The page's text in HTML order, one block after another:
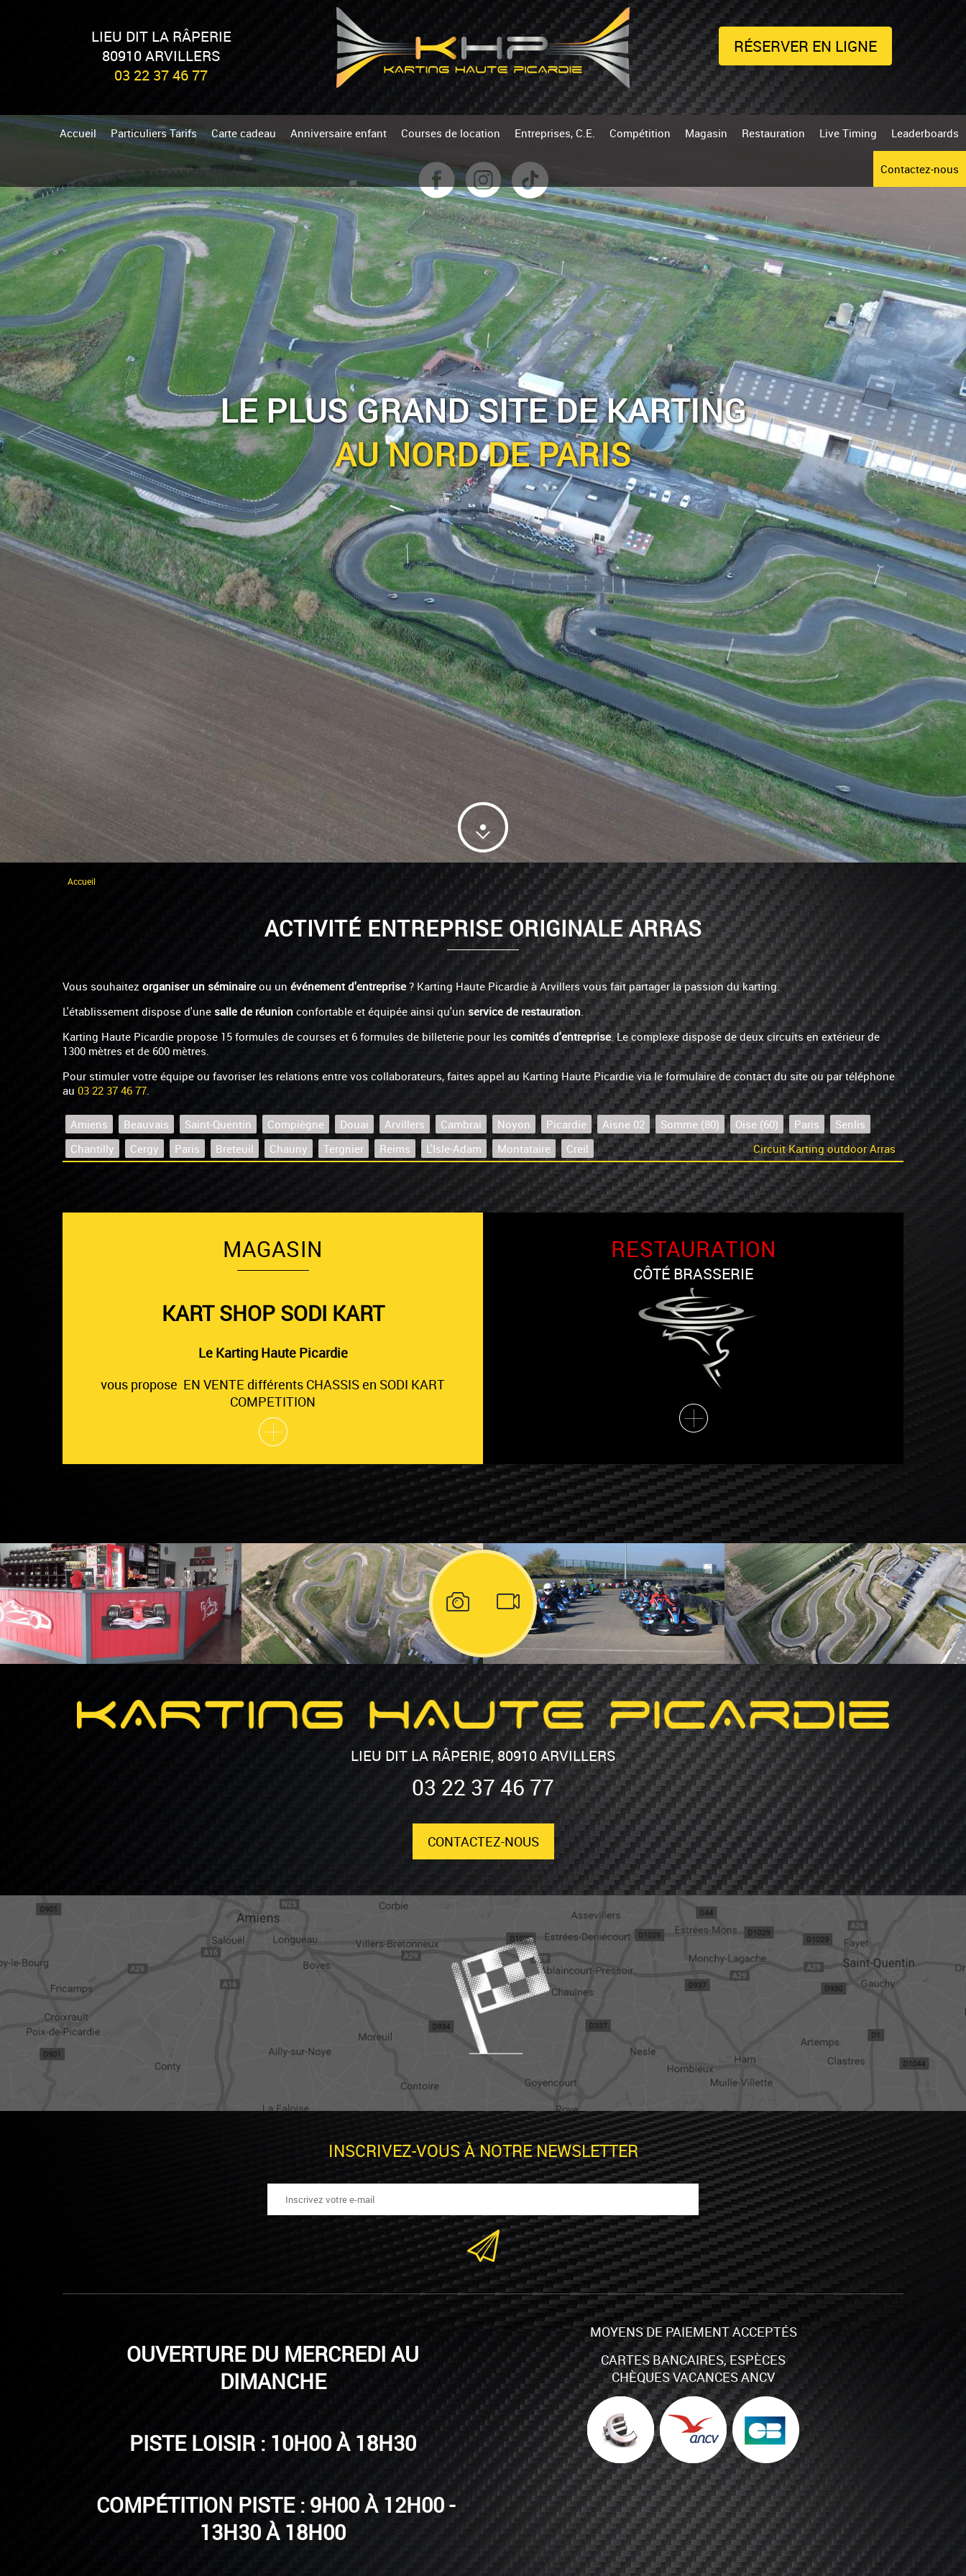
LIEU DIT LA RÂPERIE
80910 ARVILLERS
03 22 37 46 77
RÉSERVER EN LIGNE
LE PLUS GRAND SITE DE KARTING
AU NORD DE PARIS
Accueil Particuliers Tarifs Carte cadeau Anniversaire enfant Courses de location Entreprises, C.E. Compétition Magasin Restauration Live Timing Leaderboards
Contactez-nous
Accueil
ACTIVITÉ ENTREPRISE ORIGINALE ARRAS
Vous souhaitez organiser un séminaire ou un événement d'entreprise ? Karting Haute Picardie à Arvillers vous fait partager la passion du karting.
L'établissement dispose d'une salle de réunion confortable et équipée ainsi qu'un service de restauration.
Karting Haute Picardie propose 15 formules de courses et 6 formules de billeterie pour les comités d'entreprise. Le complexe dispose de deux circuits en extérieur de
1300 mètres et de 600 mètres.
Pour stimuler votre équipe ou favoriser les relations entre vos collaborateurs, faites appel au Karting Haute Picardie via le formulaire de contact du site ou par téléphone
au 03 22 37 46 77.
Amiens Beauvais Saint-Quentin Compiègne Douai Arvillers Cambrai Noyon Picardie Aisne 02 Somme (80) Oise (60) Paris
Senlis
Chantilly
Cergy Paris Breteuil Chauny Tergnier Reims L'Isle-Adam Montataire Creil Circuit Karting outdoor Arras
MAGASIN
KART SHOP SODI KART
Le Karting Haute Picardie
vous propose EN VENTE différents CHASSIS en SODI KART
COMPETITION
RESTAURATION
CÔTÉ BRASSERIE
LIEU DIT LA RÂPERIE, 80910 ARVILLERS
03 22 37 46 77
CONTACTEZ-NOUS
INSCRIVEZ-VOUS À NOTRE NEWSLETTER
OUVERTURE DU MERCREDI AU
DIMANCHE
PISTE LOISIR : 10H00 À 18H30
COMPÉTITION PISTE : 9H00 À 12H00 -
13H30 À 18H00
MOYENS DE PAIEMENT ACCEPTÉS
CARTES BANCAIRES, ESPÈCES
CHÈQUES VACANCES ANCV